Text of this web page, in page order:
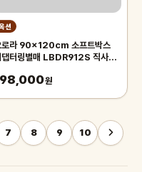
션
로라 90x120cm 소프트박스
댑터링별매 LBDR912S 직사각
로라 90x120
원
7 8 9 10